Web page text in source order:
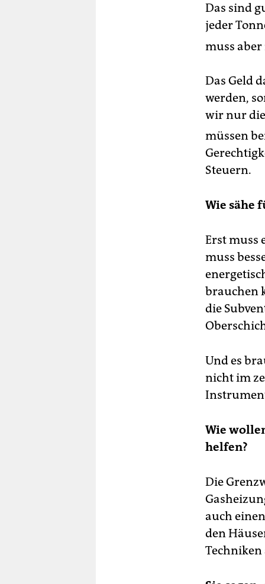
Das sind
jeder
muss
Das Geld
werden,
wir nur die
müssen
Steuern.
Wie sähe
Erst muss
muss
brauchen
die
Und es
nicht im
Wie
helfen?
Die
auch
den
Techniken